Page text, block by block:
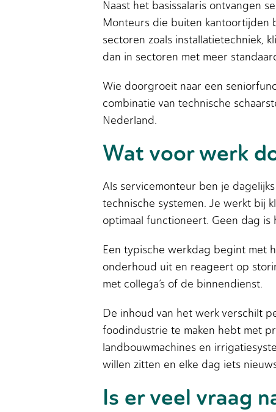
Naast het basissalaris ontvangen
Monteurs die buiten kantoortijden
sectoren zoals installatietechniek,
dan in sectoren met meer
Wie doorgroeit naar een
combinatie van technische
Nederland.
Wat voor werk
Als servicemonteur ben je
technische systemen. Je werkt bij
optimaal functioneert. Geen dag is
Een typische werkdag begint met
onderhoud uit en reageert op
met collega’s of de binnendienst.
De inhoud van het werk verschilt
foodindustrie te maken hebt met
landbouwmachines en
willen zitten en elke dag iets
Is er veel vraag